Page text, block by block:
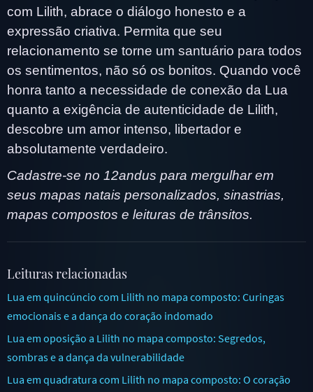
com Lilith, abrace o diálogo honesto e a
expressão criativa. Permita que seu
relacionamento se torne um santuário para todos
os sentimentos, não só os bonitos. Quando você
honra tanto a necessidade de conexão da Lua
quanto a exigência de autenticidade de Lilith,
descobre um amor intenso, libertador e
absolutamente verdadeiro.
Cadastre-se no 12andus para mergulhar em
seus mapas natais personalizados, sinastrias,
mapas compostos e leituras de trânsitos.
Leituras relacionadas
Lua em quincúncio com Lilith no mapa composto: Curingas
emocionais e a dança do coração indomado
Lua em oposição a Lilith no mapa composto: Segredos,
sombras e a dança da vulnerabilidade
Lua em quadratura com Lilith no mapa composto: O coração